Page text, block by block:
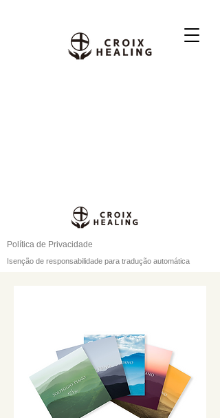
Política de Privacidade
Isenção de responsabilidade para tradução automática